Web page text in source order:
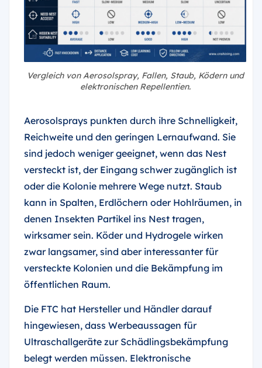
Vergleich von Aerosolspray, Fallen, Staub, Ködern und
elektronischen Repellentien.
Aerosolsprays punkten durch ihre Schnelligkeit,
Reichweite und den geringen Lernaufwand. Sie
sind jedoch weniger geeignet, wenn das Nest
versteckt ist, der Eingang schwer zugänglich ist
oder die Kolonie mehrere Wege nutzt. Staub
kann in Spalten, Erdlöchern oder Hohlräumen, in
denen Insekten Partikel ins Nest tragen,
wirksamer sein. Köder und Hydrogele wirken
zwar langsamer, sind aber interessanter für
versteckte Kolonien und die Bekämpfung im
öffentlichen Raum.
Die FTC hat Hersteller und Händler darauf
hingewiesen, dass Werbeaussagen für
Ultraschallgeräte zur Schädlingsbekämpfung
belegt werden müssen. Elektronische